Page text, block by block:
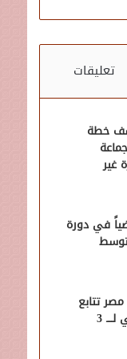
تعليقات
خطة
غير
بـ31 رياضياً في دورة
تتابع
تنفيذ عملية إخلاء طبي لــــ 3